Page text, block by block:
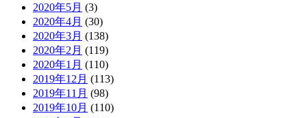
2020年5月 (3)
2020年4月 (30)
2020年3月 (138)
2020年2月 (119)
2020年1月 (110)
2019年12月 (113)
2019年11月 (98)
2019年10月 (110)